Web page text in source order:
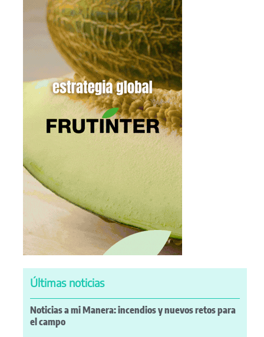
Últimas noticias
Noticias a mi Manera: incendios y nuevos retos para
el campo